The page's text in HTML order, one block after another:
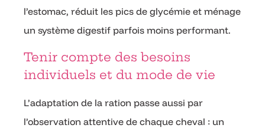
l’estomac, réduit les pics de glycémie et ménage
un système digestif parfois moins performant.
Tenir compte des besoins
individuels et du mode de vie
L’adaptation de la ration passe aussi par
l’observation attentive de chaque cheval : un